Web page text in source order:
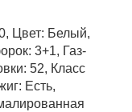
Цвет: Белый,
3+1, Газ-
52, Класс
Есть,